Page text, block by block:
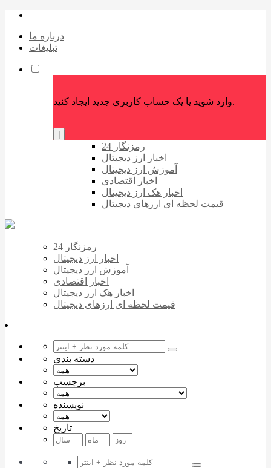
درباره ما
تبلیغات
وارد شوید یا یک حساب کاربری جدید ایجاد کنید.
رمزنگار 24
اخبار ارز دیجیتال
آموزش ارز دیجیتال
اخبار اقتصادی
اخبار هک ارز دیجیتال
قیمت لحظه ای ارزهای دیجیتال
رمزنگار 24
اخبار ارز دیجیتال
آموزش ارز دیجیتال
اخبار اقتصادی
اخبار هک ارز دیجیتال
قیمت لحظه ای ارزهای دیجیتال
دسته بندی
برچسب
نویسنده
تاریخ